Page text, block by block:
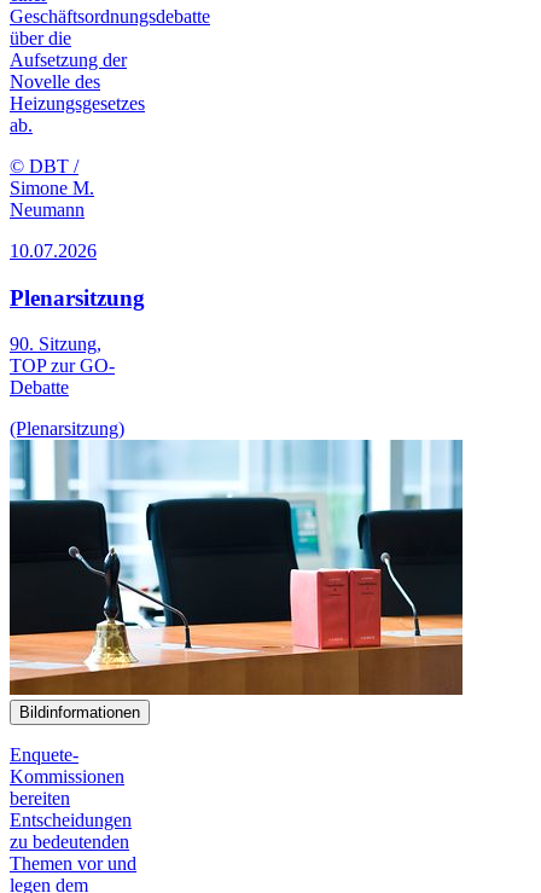
Geschäftsordnungsdebatte
über die
Aufsetzung der
Novelle des
Heizungsgesetzes
ab.
© DBT /
Simone M.
Neumann
10.07.2026
Plenarsitzung
90. Sitzung,
TOP zur GO-
Debatte
(Plenarsitzung)
Bildinformationen
Enquete-
Kommissionen
bereiten
Entscheidungen
zu bedeutenden
Themen vor und
legen dem